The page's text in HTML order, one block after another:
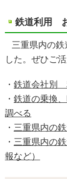
鉄道利用
三重県内の鉄
した。ぜひご
・ 鉄道会社別
・ 鉄道の乗換
調べる
・ 三重県内の
・ 三重県内の
報など）